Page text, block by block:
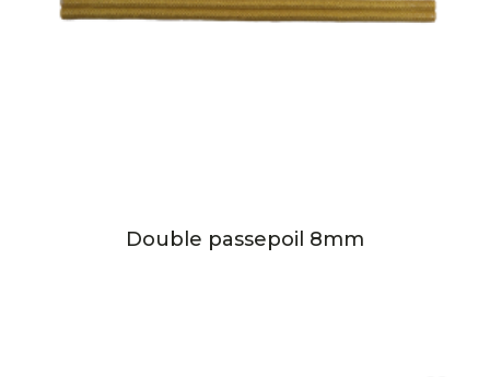
Double passepoil 8mm